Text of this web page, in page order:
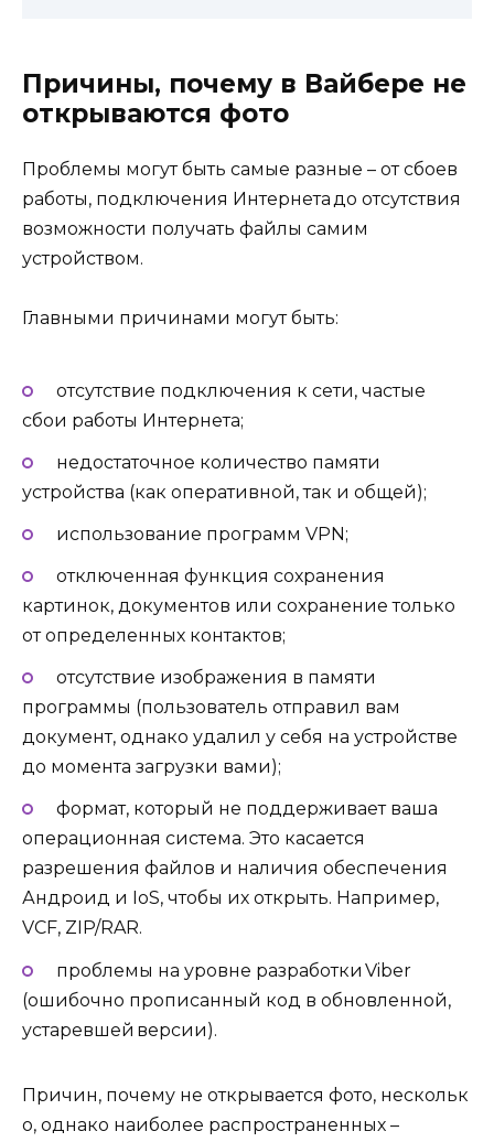
Причины, почему в Вайбере не
открываются фото
Проблемы могут быть самые разные – от сбоев
работы, подключения Интернета до отсутствия
возможности получать файлы самим
устройством.
Главными причинами могут быть:
отсутствие подключения к сети, частые
сбои работы Интернета;
недостаточное количество памяти
устройства (как оперативной, так и общей);
использование программ VPN;
отключенная функция сохранения
картинок, документов или сохранение только
от определенных контактов;
отсутствие изображения в памяти
программы (пользователь отправил вам
документ, однако удалил у себя на устройстве
до момента загрузки вами);
формат, который не поддерживает ваша
операционная система. Это касается
разрешения файлов и наличия обеспечения
Андроид и IoS, чтобы их открыть. Например,
VCF, ZIP/RAR.
проблемы на уровне разработки Viber
(ошибочно прописанный код в обновленной,
устаревшей версии).
Причин, почему не открывается фото, нескольк
о, однако наиболее распространенных –